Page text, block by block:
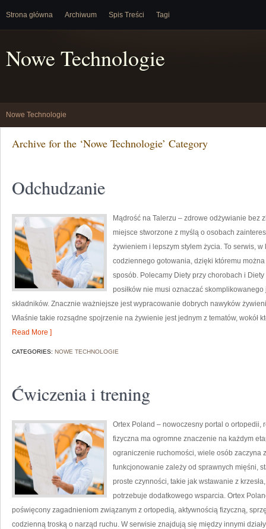
Strona główna Archiwum Spis Treści Tagi
Nowe Technologie
Nowe Technologie
Archive for the ‘Nowe Technologie’ Category
Odchudzanie
Mądrość na Talerzu – zdrowe odżywianie bez
miejsce stworzone z myślą o osobach
żywieniem i lepszym stylem życia. To serwis,
codziennego gotowania, dzięki któremu
sposób. Polecamy Diety przy chorobach i
posiłków nie musi oznaczać
składników. Znacznie ważniejsze jest wypracowanie dobrych nawyków
Właśnie takie rozsądne spojrzenie na żywienie jest jednym z tematów, wokół
Read More ]
CATEGORIES: NOWE TECHNOLOGIE
Ćwiczenia i trening
Ortex Poland – nowoczesny portal o
fizyczna ma ogromne znaczenie na każdym
ograniczenie ruchomości, wiele osób zaczyna
funkcjonowanie zależy od sprawnych mięśni,
proste czynności, takie jak wstawanie z
potrzebuje dodatkowego wsparcia. Ortex
poświęcony zagadnieniom związanym z ortopedią, aktywnością fizyczną,
codzienną troską o narząd ruchu. W serwisie znajdują się między innymi